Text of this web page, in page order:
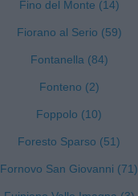
Fino del Monte (14)
Fiorano al Serio (59)
Fontanella (84)
Fonteno (2)
Foppolo (10)
Foresto Sparso (51)
Fornovo San Giovanni (71)